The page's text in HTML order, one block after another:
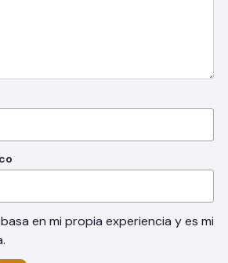
en mi propia experiencia y es mi